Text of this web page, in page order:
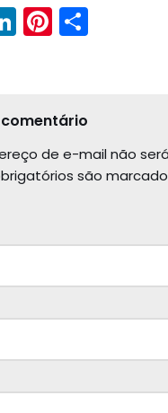
Li
n
e
dI
n
Pi
nt
e
st
comentário
de e-mail não
são